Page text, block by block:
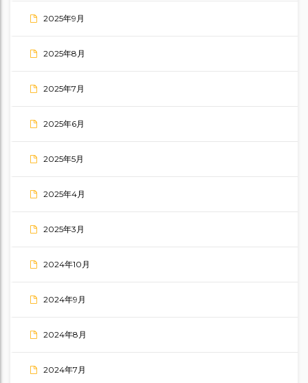
2025年9月
2025年8月
2025年7月
2025年6月
2025年5月
2025年4月
2025年3月
2024年10月
2024年9月
2024年8月
2024年7月